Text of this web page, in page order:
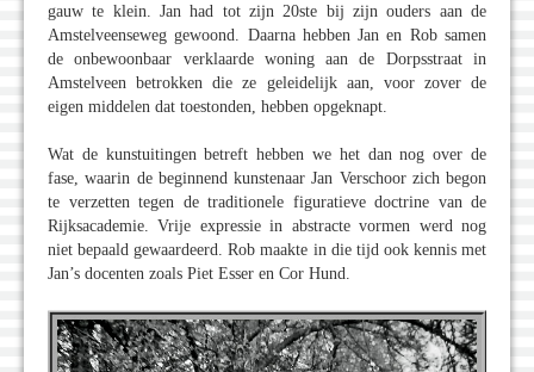
gauw te klein. Jan had tot zijn 20ste bij zijn ouders aan de
Amstelveenseweg gewoond. Daarna hebben Jan en Rob samen
de onbewoonbaar verklaarde woning aan de Dorpsstraat in
Amstelveen betrokken die ze geleidelijk aan, voor zover de
eigen middelen dat toestonden, hebben opgeknapt.
Wat de kunstuitingen betreft hebben we het dan nog over de
fase, waarin de beginnend kunstenaar Jan Verschoor zich begon
te verzetten tegen de traditionele figuratieve doctrine van de
Rijksacademie. Vrije expressie in abstracte vormen werd nog
niet bepaald gewaardeerd. Rob maakte in die tijd ook kennis met
Jan’s docenten zoals Piet Esser en Cor Hund.